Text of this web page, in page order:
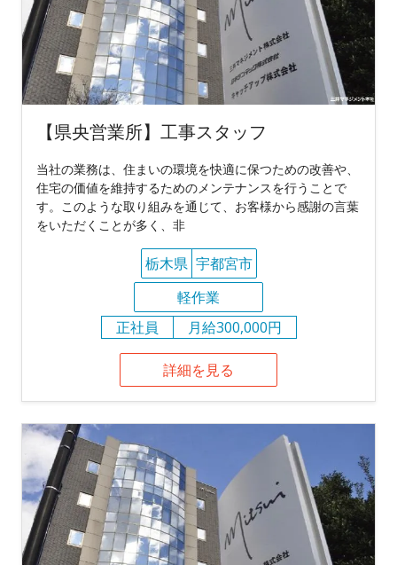
【県央営業所】工事スタッフ
当社の業務は、住まいの環境を快適に保つための改善や、
住宅の価値を維持するためのメンテナンスを行うことで
す。このような取り組みを通じて、お客様から感謝の言葉
をいただくことが多く、非
栃木県 宇都宮市
軽作業
正社員
月給300,000円
詳細を見る